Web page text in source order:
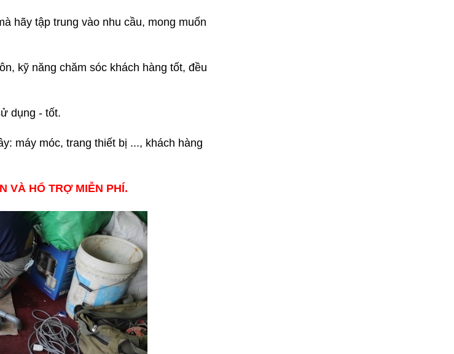
hãy tập trung vào nhu cầu, mong muốn
kỹ năng chăm sóc khách hàng tốt, đều
dụng - tốt.
máy móc, trang thiết bị ..., khách hàng
VÀ HỔ TRỢ MIỄN PHÍ.